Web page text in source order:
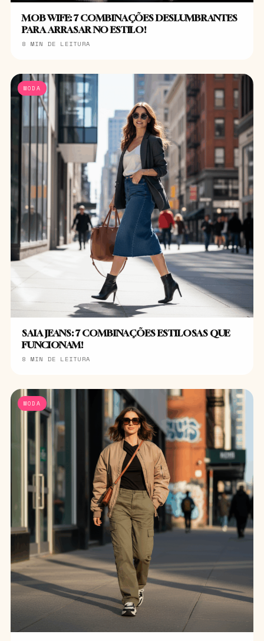
MOB WIFE: 7 COMBINAÇÕES DESLUMBRANTES
PARA ARRASAR NO ESTILO!
8 MIN DE LEITURA
MODA
SAIA JEANS: 7 COMBINAÇÕES ESTILOSAS QUE
FUNCIONAM!
8 MIN DE LEITURA
MODA